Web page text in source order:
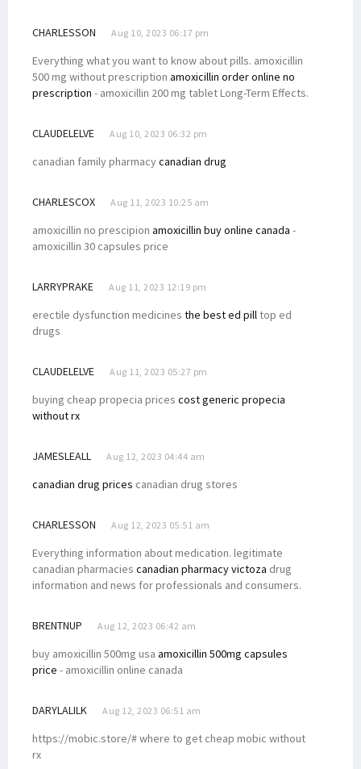
CHARLESSON Aug 10, 2023 06:17 pm
Everything what you want to know about pills. amoxicillin
500 mg without prescription amoxicillin order online no
prescription - amoxicillin 200 mg tablet Long-Term Effects.
CLAUDELELVE Aug 10, 2023 06:32 pm
canadian family pharmacycanadian drug
CHARLESCOX Aug 11, 2023 10:25 am
amoxicillin no prescipion amoxicillin buy online canada -
amoxicillin 30 capsules price
LARRYPRAKE Aug 11, 2023 12:19 pm
erectile dysfunction medicines the best ed pilltop ed
drugs
CLAUDELELVE Aug 11, 2023 05:27 pm
buying cheap propecia prices cost generic propecia
without rx
JAMESLEALL Aug 12, 2023 04:44 am
canadian drug prices canadian drug stores
CHARLESSON Aug 12, 2023 05:51 am
Everything information about medication. legitimate
canadian pharmacies canadian pharmacy victoza drug
information and news for professionals and consumers.
BRENTNUP Aug 12, 2023 06:42 am
buy amoxicillin 500mg usa amoxicillin 500mg capsules
price - amoxicillin online canada
DARYLALILK Aug 12, 2023 06:51 am
https://mobic.store/# where to get cheap mobic without
rx